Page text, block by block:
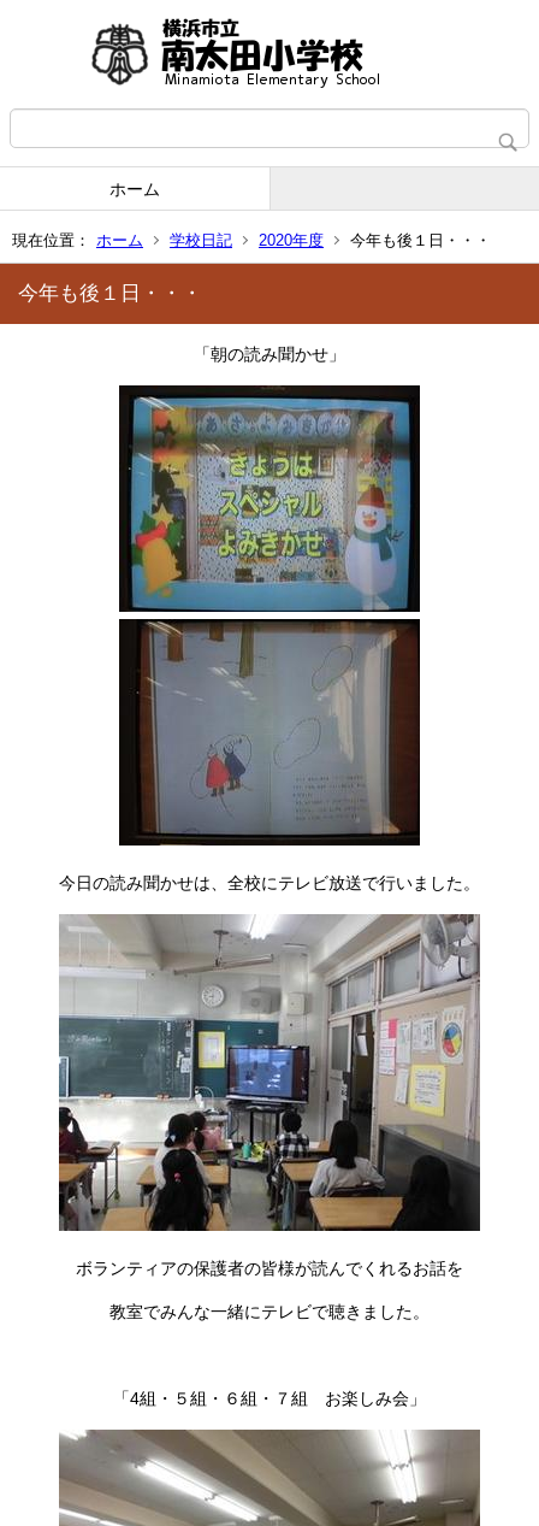
ホーム
現在位置： ホーム 学校日記 2020年度 今年も後１日・・・
今年も後１日・・・
「朝の読み聞かせ」
今日の読み聞かせは、全校にテレビ放送で行いました。
ボランティアの保護者の皆様が読んでくれるお話を
教室でみんな一緒にテレビで聴きました。
「4組・５組・６組・７組 お楽しみ会」